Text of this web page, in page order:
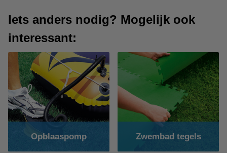
Iets anders nodig? Mogelijk ook
interessant:
Opblaaspomp Zwembad tegels